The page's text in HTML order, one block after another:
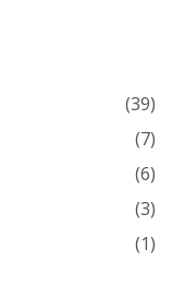
(39)
(7)
(6)
(3)
(1)